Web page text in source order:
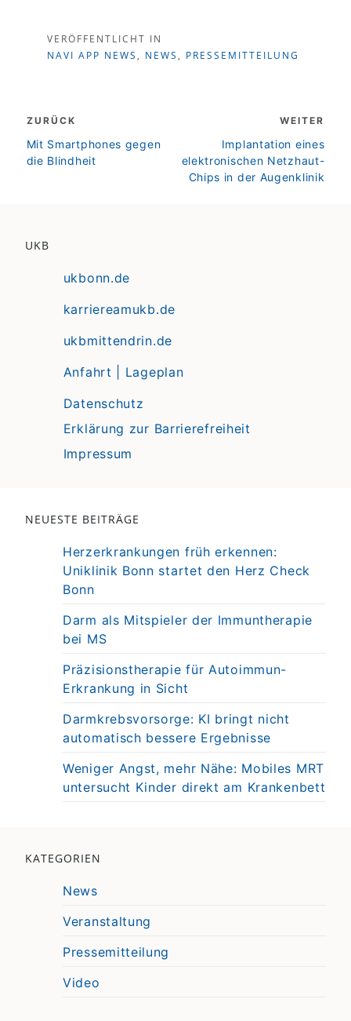
VERÖFFENTLICHT IN
NAVI APP NEWS , NEWS , PRESSEMITTEILUNG
ZURÜCK
zurück
Mit Smartphones gegen
die Blindheit
WEITER
weiter
Implantation eines
elektronischen Netzhaut-
Chips in der Augenklinik
UKB
ukbonn.de
karriereamukb.de
ukbmittendrin.de
Anfahrt | Lageplan
Datenschutz
Erklärung zur Barrierefreiheit
Impressum
NEUESTE BEITRÄGE
Herzerkrankungen früh erkennen:
Uniklinik Bonn startet den Herz Check
Bonn
Darm als Mitspieler der Immuntherapie
bei MS
Präzisionstherapie für Autoimmun-
Erkrankung in Sicht
Darmkrebsvorsorge: KI bringt nicht
automatisch bessere Ergebnisse
Weniger Angst, mehr Nähe: Mobiles MRT
untersucht Kinder direkt am Krankenbett
KATEGORIEN
News
Veranstaltung
Pressemitteilung
Video